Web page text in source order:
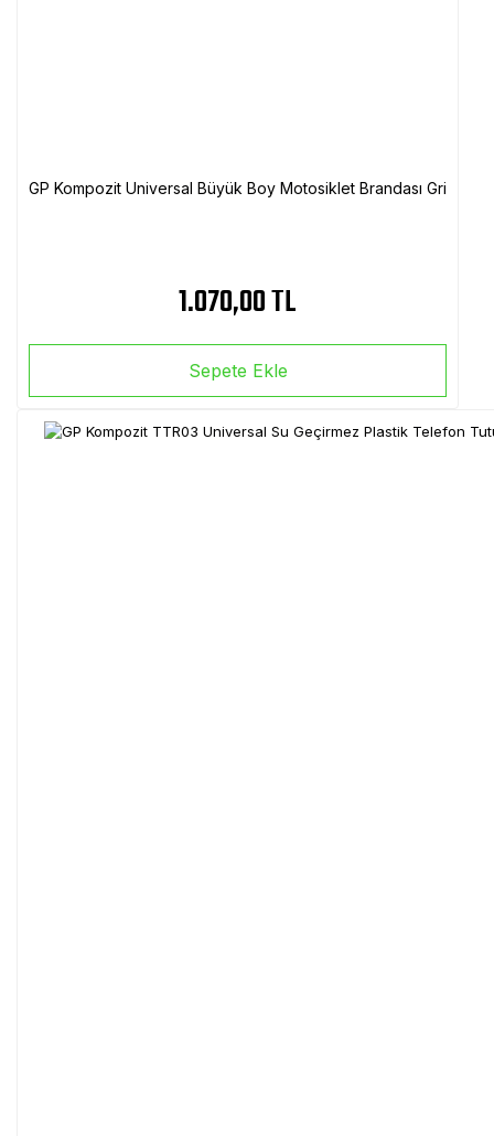
GP Kompozit Universal Büyük Boy Motosiklet Brandası Gri
1.070,00 TL
Sepete Ekle